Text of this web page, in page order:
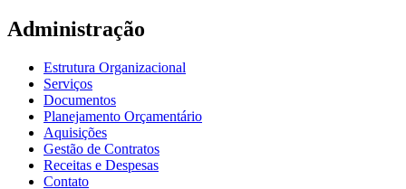
Administração
Estrutura Organizacional
Serviços
Documentos
Planejamento Orçamentário
Aquisições
Gestão de Contratos
Receitas e Despesas
Contato